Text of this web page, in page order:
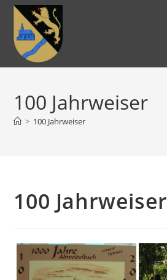
100 Jahrweiser
> 100 Jahrweiser
100 Jahrweiser